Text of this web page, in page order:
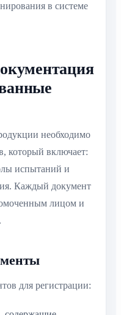
в системе
необходимо
который включает:
испытаний и
Каждый документ
лицом и
для регистрации: